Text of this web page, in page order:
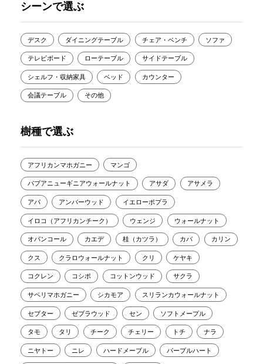
シーンで選ぶ
デスク ダイニングテーブル チェア・ベンチ ソファ
テレビボード ローテーブル サイドテーブル
シェルフ・収納家具 ベッド カウンター
会議テーブル その他
樹種で選ぶ
アフリカンマホガニー マンゴ
パプアニューギニアウォールナット アサダ アサメラ
アパ アンバーウッド イエローポプラ
イロコ（アフリカンチーク） ウェンジ ウォールナット
オバンコール カエデ 桂（カツラ） カバ カリン
クス クラロウォールナット クリ ケヤキ
コクレン コシポ コットンウッド サクラ
サペリマホガニー シカモア スリランカウォールナット
セプター ゼブラウッド セン ソフトメープル
タモ タリ チーク チェリー トチ ナラ
ニヤトー ニレ ハードメープル パープルハート